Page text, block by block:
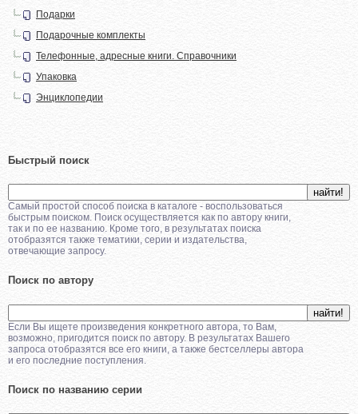
Подарки
Подарочные комплекты
Телефонные, адресные книги. Справочники
Упаковка
Энциклопедии
Быстрый поиск
Самый простой способ поиска в каталоге - воспользоваться
быстрым поиском. Поиск осуществляется как по автору книги,
так и по ее названию. Кроме того, в результатах поиска
отобразятся также тематики, серии и издательства,
отвечающие запросу.
Поиск по автору
Если Вы ищете произведения конкретного автора, то Вам,
возможно, пригодится поиск по автору. В результатах Вашего
запроса отобразятся все его книги, а также бестселлеры автора
и его последние поступления.
Поиск по названию серии